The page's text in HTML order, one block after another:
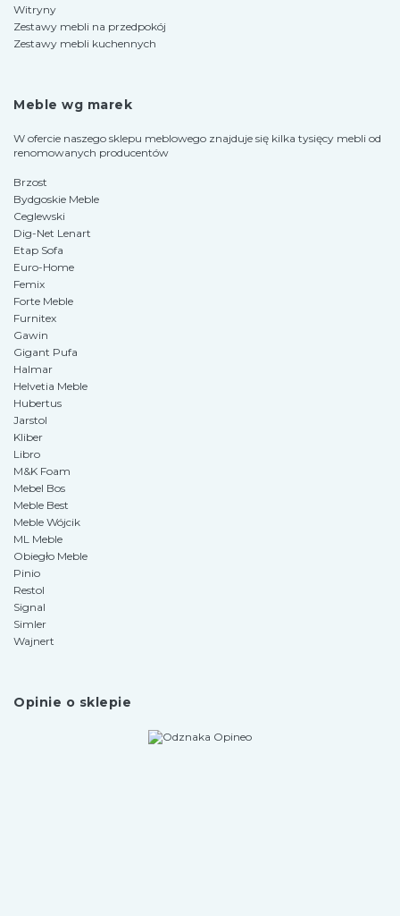
Witryny
Zestawy mebli na przedpokój
Zestawy mebli kuchennych
Meble wg marek
W ofercie naszego sklepu meblowego znajduje się kilka tysięcy mebli od
renomowanych producentów
Brzost
Bydgoskie Meble
Ceglewski
Dig-Net Lenart
Etap Sofa
Euro-Home
Femix
Forte Meble
Furnitex
Gawin
Gigant Pufa
Halmar
Helvetia Meble
Hubertus
Jarstol
Kliber
Libro
M&K Foam
Mebel Bos
Meble Best
Meble Wójcik
ML Meble
Obiegło Meble
Pinio
Restol
Signal
Simler
Wajnert
Opinie o sklepie